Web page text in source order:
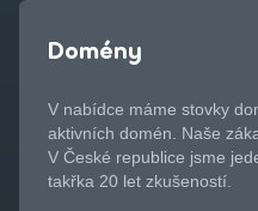
Domény
V nabídce máme stovky
aktivních domén. Naše
V České republice jsme
takřka 20 let zkušeností.